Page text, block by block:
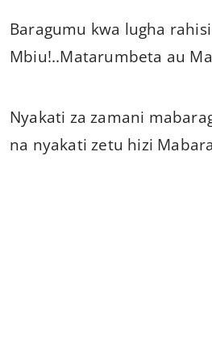
Baragumu kwa lugha
Mbiu!..Matarumbeta au
Nyakati za zamani
na nyakati zetu hizi